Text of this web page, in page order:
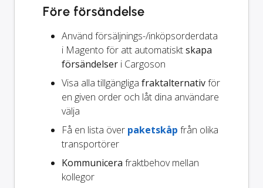
Före försändelse
Använd försäljnings-/inköpsorderdata
i Magento för att automatisktskapa
försändelser i Cargoson
Visa alla tillgängliga fraktalternativför
en given order och låt dina användare
välja
Få en lista över paketskåp från olika
transportörer
Kommunicera fraktbehov mellan
kollegor